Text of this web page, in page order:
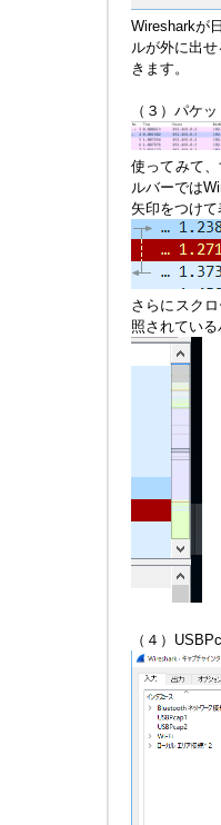
Wiresharkが
ルが外に出
きます。
（３）パケ
使ってみて
ルバーでは
矢印をつけて
さらにスク
照されてい
（４）